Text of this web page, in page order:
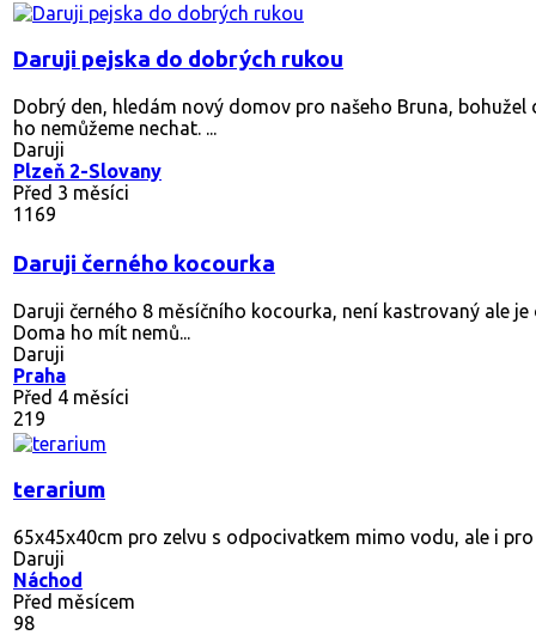
Daruji pejska do dobrých rukou
Dobrý den, hledám nový domov pro našeho Bruna,
ho nemůžeme nechat. ...
Daruji
Plzeň 2-Slovany
Před 3 měsíci
1169
Daruji černého kocourka
Daruji černého 8 měsíčního kocourka, není kastrovaný ale je
Doma ho mít nemů...
Daruji
Praha
Před 4 měsíci
219
terarium
65x45x40cm pro zelvu s odpocivatkem mimo vodu, ale i
Daruji
Náchod
Před měsícem
98